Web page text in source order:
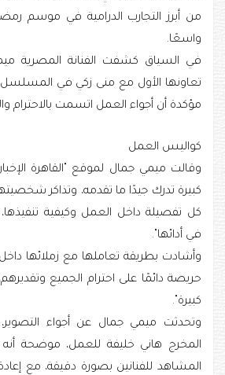
واسعًا.
في السياق كشفت الفنانة المصرية
مؤكدة أن أجواء العمل اتسمت بالاحترام
كواليس العمل
وقالت ميمي جمال لموقع "القاهرة
كبيرة تدرك جيدًا ما تقدمه، وتذاكر
كل تفصيلة داخل العمل وكيفية تنفيذها،
في أدائها".
وأشادت بطريقة تعاملها مع زملائها
حريصة دائمًا على احترام الجميع
كبيرة".
وتحدثت ميمي جمال عن أجواء
المخرج هاني خليفة للعمل، موضحة
المشاهد للفنانين بصورة دقيقة، مع